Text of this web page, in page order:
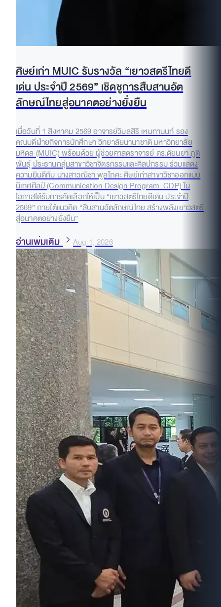
ศิษย์เก่า MUIC รับรางวัล “เยาวสตรีไทยดี
เด่น ประจำปี 2569” เชิดชูการสืบสานอัต
ลักษณ์ไทยสู่อนาคตอย่างยั่งยืน
เมื่อวันที่ 1 สิงหาคม 2569 อาจารย์วิมลสิริ เหมทานนท์ รอง
คณบดีฝ่ายกิจการนักศึกษา วิทยาลัยนานาชาติ มหาวิทยาลัย
มหิดล (MUIC) พร้อมด้วย ผู้ช่วยศาสตราจารย์ ดร.ดัยนยา ภูติ
พันธุ์ ประธานกลุ่มสาขาวิชาจิตรกรรมและศิลปกรรม ร่วมแสดง
ความยินดีกับ นางสาวณิชา พูลโภคะ ศิษย์เก่าสาขาวิชาออกแบบ
นิเทศศิลป์ (Communication Design Program: CDP) ใน
โอกาสได้รับการคัดเลือกให้เป็น “เยาวสตรีไทยดีเด่น ประจำปี
2569” ภายใต้แนวคิด “สืบสานอัตลักษณ์ไทย สร้างพลังเยาวสตรี
สู่อนาคตอย่างยั่งยืน”
อ่านเพิ่มเติม Aug 1, 2026